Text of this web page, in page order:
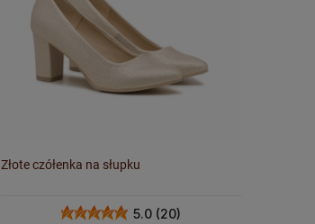
Złote czółenka na słupku
5.0 (20)